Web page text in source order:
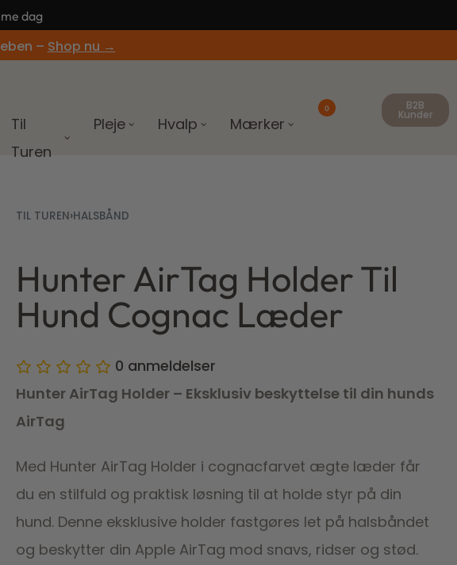
– Shop nu →
Til
Turen
Pleje Hvalp Mærker
0 B2B
Kunder
TIL TUREN›HALSBÅND
99,00 kr.
195,00 kr.
Hunter AirTag Holder Til
Hund Cognac Læder
0 anmeldelser
Hunter AirTag Holder – Eksklusiv beskyttelse til din hunds
AirTag
Med Hunter AirTag Holder i cognacfarvet ægte læder får
du en stilfuld og praktisk løsning til at holde styr på din
hund. Denne eksklusive holder fastgøres let på halsbåndet
og beskytter din Apple AirTag mod snavs, ridser og stød.